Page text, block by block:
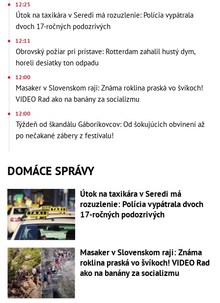
12:25
Útok na taxikára v Seredi má rozuzlenie: Polícia vypátrala
dvoch 17-ročných podozrivých
12:11
Obrovský požiar pri prístave: Rotterdam zahalil hustý dym,
horeli desiatky ton odpadu
12:00
Masaker v Slovenskom raji: Známa roklina praská vo švíkoch!
VIDEO Rad ako na banány za socializmu
12:00
Týždeň od škandálu Gáboríkovcov: Od šokujúcich obvinení až
po nečakané zábery z festivalu!
DOMÁCE SPRÁVY
Útok na taxikára v Seredi má
rozuzlenie: Polícia vypátrala dvoch
17-ročných podozrivých
Masaker v Slovenskom raji: Známa
roklina praská vo švíkoch! VIDEO Rad
ako na banány za socializmu